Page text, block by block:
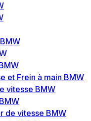
et Frein à main BMW
vitesse BMW
de vitesse BMW